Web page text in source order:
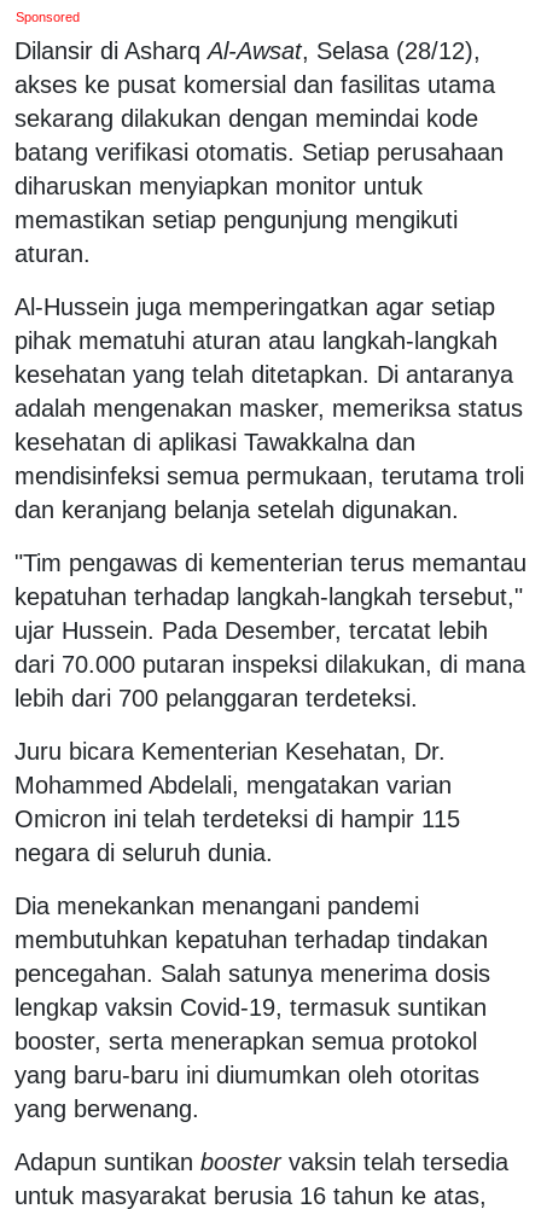
Sponsored
Dilansir di AsharqAl-Awsat, Selasa (28/12),
akses ke pusat komersial dan fasilitas utama
sekarang dilakukan dengan memindai kode
batang verifikasi otomatis. Setiap perusahaan
diharuskan menyiapkan monitor untuk
memastikan setiap pengunjung mengikuti
aturan.
Al-Hussein juga memperingatkan agar setiap
pihak mematuhi aturan atau langkah-langkah
kesehatan yang telah ditetapkan. Di antaranya
adalah mengenakan masker, memeriksa status
kesehatan di aplikasi Tawakkalna dan
mendisinfeksi semua permukaan, terutama troli
dan keranjang belanja setelah digunakan.
"Tim pengawas di kementerian terus memantau
kepatuhan terhadap langkah-langkah tersebut,"
ujar Hussein. Pada Desember, tercatat lebih
dari 70.000 putaran inspeksi dilakukan, di mana
lebih dari 700 pelanggaran terdeteksi.
Juru bicara Kementerian Kesehatan, Dr.
Mohammed Abdelali, mengatakan varian
Omicron ini telah terdeteksi di hampir 115
negara di seluruh dunia.
Dia menekankan menangani pandemi
membutuhkan kepatuhan terhadap tindakan
pencegahan. Salah satunya menerima dosis
lengkap vaksin Covid-19, termasuk suntikan
booster, serta menerapkan semua protokol
yang baru-baru ini diumumkan oleh otoritas
yang berwenang.
Adapun suntikan boostervaksin telah tersedia
untuk masyarakat berusia 16 tahun ke atas,